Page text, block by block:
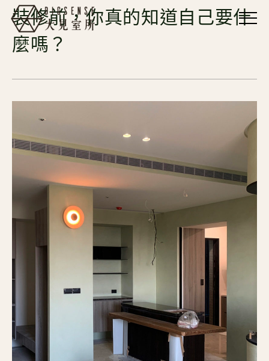
裝修前，你真的知道自己要什
麼嗎？